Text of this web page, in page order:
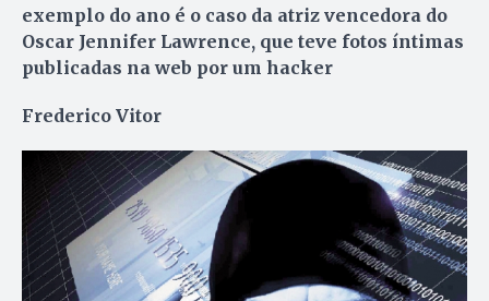
exemplo do ano é o caso da atriz vencedora do
Oscar Jennifer Lawrence, que teve fotos íntimas
publicadas na web por um hacker
Frederico Vitor